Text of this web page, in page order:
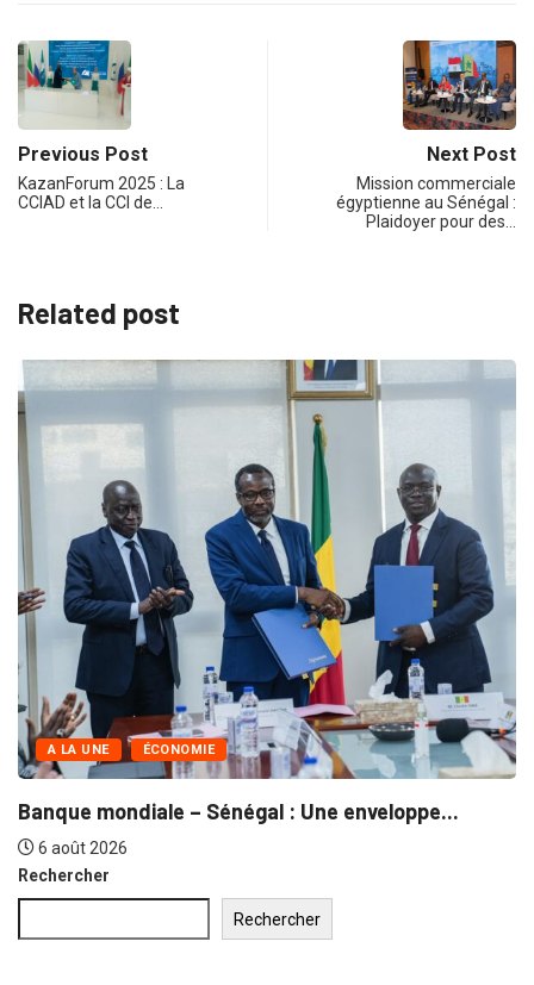
Previous Post
KazanForum 2025 : La
CCIAD et la CCI de…
Next Post
Mission commerciale
égyptienne au Sénégal :
Plaidoyer pour des…
Related post
COMMERCE
de Touba : Près de...
2026
Rechercher
Rechercher